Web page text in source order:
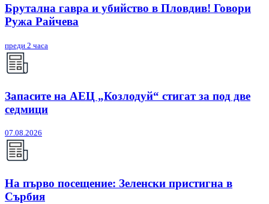
Брутална гавра и убийство в Пловдив! Говори
Ружа Райчева
преди 2 часа
Запасите на АЕЦ „Козлодуй“ стигат за под две
седмици
07.08.2026
На първо посещение: Зеленски пристигна в
Сърбия